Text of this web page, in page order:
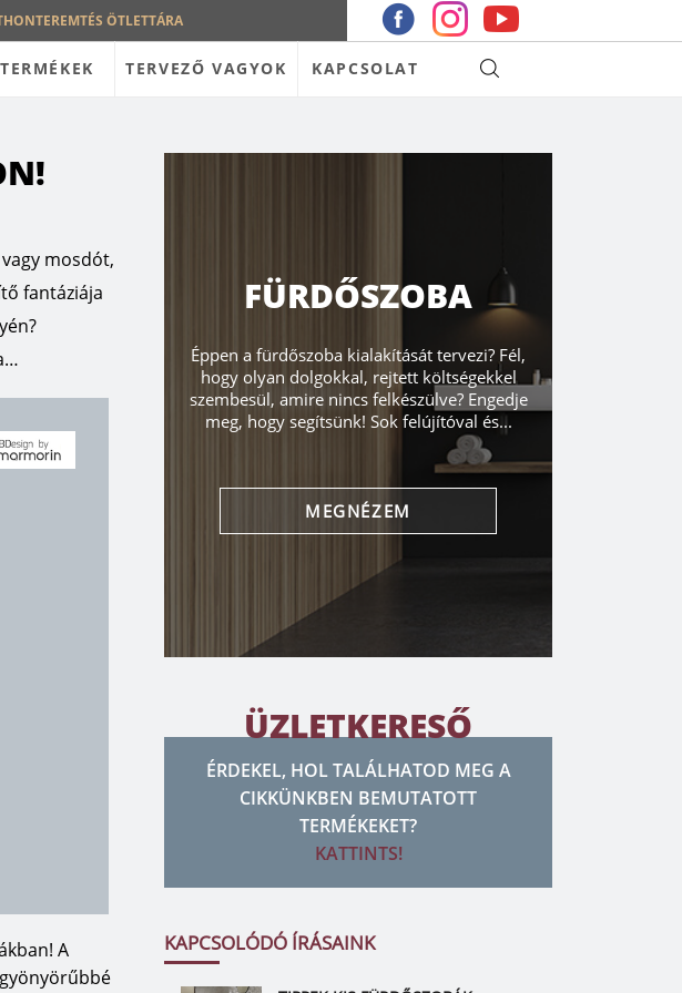
ÖTLETTÁRA
TERMÉKEK TERVEZŐ VAGYOK KAPCSOLAT
mosdót,
fantáziája
A
FÜRDŐSZOBA
Éppen a fürdőszoba kialakítását tervezi? Fél,
hogy olyan dolgokkal, rejtett költségekkel
szembesül, amire nincs felkészülve? Engedje
meg, hogy segítsünk! Sok felújítóval és...
MEGNÉZEM
ÜZLETKERESŐ
ÉRDEKEL, HOL TALÁLHATOD MEG A
CIKKÜNKBEN BEMUTATOTT
TERMÉKEKET?
KATTINTS!
KAPCSOLÓDÓ ÍRÁSAINK